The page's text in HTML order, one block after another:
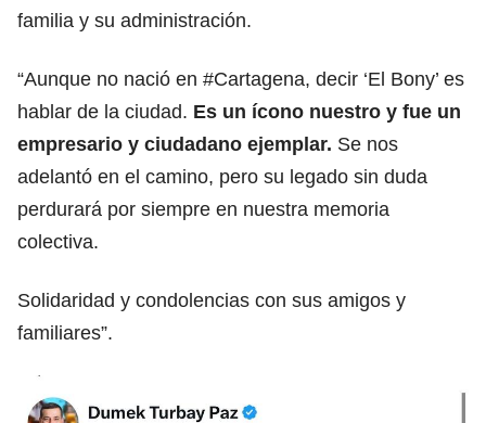
familia y su administración.
“Aunque no nació en #Cartagena, decir ‘El Bony’ es
hablar de la ciudad. Es un ícono nuestro y fue un
empresario y ciudadano ejemplar. Se nos
adelantó en el camino, pero su legado sin duda
perdurará por siempre en nuestra memoria
colectiva.
Solidaridad y condolencias con sus amigos y
familiares”.